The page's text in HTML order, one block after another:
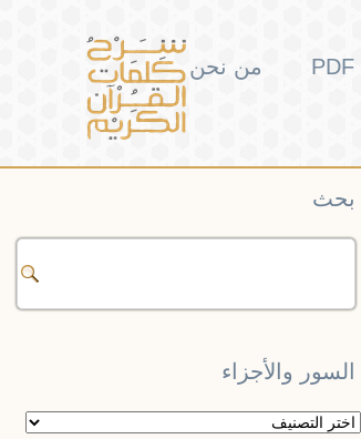
من نحن
بحث
السور والأجزاء
السور